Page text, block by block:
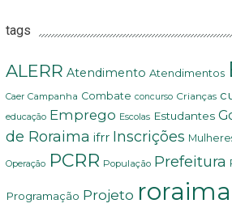
tags
ALERR Atendimento Atendimentos
Caer Campanha Combate concurso Crianças
educação Emprego Escolas Estudantes
de Roraima ifrr Inscrições
Operação PCRR População Prefeitura
Programação Projeto roraima